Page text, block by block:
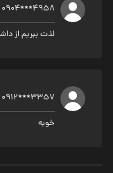
0904***4958
لذت ببریم از
0912***3357
خوبه